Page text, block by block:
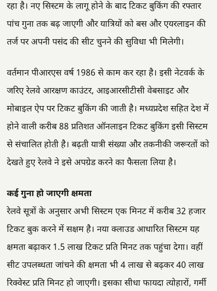
रहा है। नए सिस्टम के लागू होने के बाद टिकट बुकिंग की रफ्तार
पांच गुना तक बढ़ जाएगी और यात्रियों को बस और एयरलाइन की
तर्ज पर अपनी पसंद की सीट चुनने की सुविधा भी मिलेगी।
वर्तमान पीआरएस वर्ष 1986 से काम कर रहा है। इसी नेटवर्क के
जरिए रेलवे आरक्षण काउंटर, आइआरसीटीसी वेबसाइट और
मोबाइल ऐप पर टिकट बुकिंग की जाती है। मध्यप्रदेश सहित देश में
होने वाली करीब 88 प्रतिशत ऑनलाइन टिकट बुकिंग इसी सिस्टम
से संचालित होती है। बढ़ती यात्री संख्या और तकनीकी जरूरतों को
देखते हुए रेलवे ने इसे अपग्रेड करने का फैसला लिया है।
कई गुना हो जाएगी क्षमता
रेलवे सूत्रों के अनुसार अभी सिस्टम एक मिनट में करीब 32 हजार
टिकट बुक करने में सक्षम है। नया क्लाउड आधारित सिस्टम यह
क्षमता बढ़ाकर 1.5 लाख टिकट प्रति मिनट तक पहुंचा देगा। वहीं
सीट उपलब्धता जांचने की क्षमता भी 4 लाख से बढ़कर 40 लाख
रिक्वेस्ट प्रति मिनट हो जाएगी। इसका सीधा फायदा त्योहारों, गर्मी